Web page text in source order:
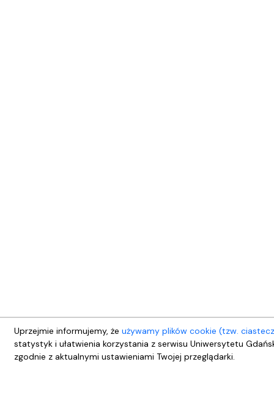
Uprzejmie informujemy, że używamy plików cookie (tzw.
statystyk i ułatwienia korzystania z serwisu Uniwersytetu
zgodnie z aktualnymi ustawieniami Twojej przeglądarki.